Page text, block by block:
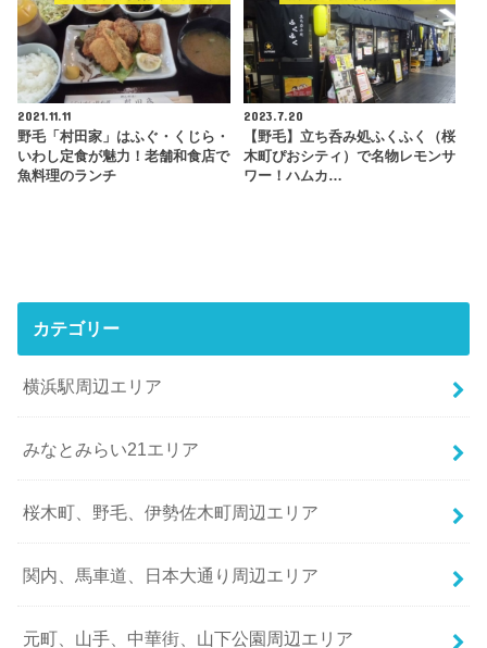
2021.11.11
野毛「村田家」はふぐ・くじら・
いわし定食が魅力！老舗和食店で
魚料理のランチ
2023.7.20
【野毛】立ち呑み処ふくふく（桜
木町ぴおシティ）で名物レモンサ
ワー！ハムカ…
カテゴリー
横浜駅周辺エリア
みなとみらい21エリア
桜木町、野毛、伊勢佐木町周辺エリア
関内、馬車道、日本大通り周辺エリア
元町、山手、中華街、山下公園周辺エリア